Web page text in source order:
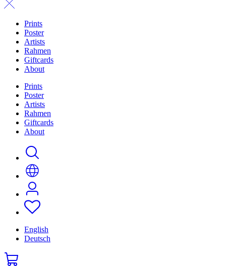
Prints
Poster
Artists
Rahmen
Giftcards
About
Prints
Poster
Artists
Rahmen
Giftcards
About
English
Deutsch